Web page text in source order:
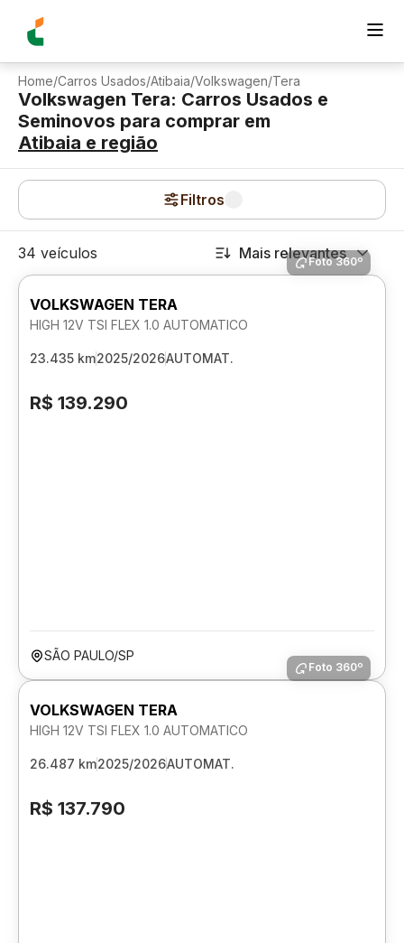
Home/Carros Usados/Atibaia/Volkswagen/Tera
Volkswagen Tera: Carros Usados e
Seminovos para comprar em
Atibaia e região
Filtros
34 veículos Mais relevantes
Foto 360º
VOLKSWAGEN TERA
HIGH 12V TSI FLEX 1.0 AUTOMATICO
23.435 km2025/2026AUTOMAT.
R$ 139.290
SÃO PAULO/SP
Foto 360º
VOLKSWAGEN TERA
HIGH 12V TSI FLEX 1.0 AUTOMATICO
26.487 km2025/2026AUTOMAT.
R$ 137.790